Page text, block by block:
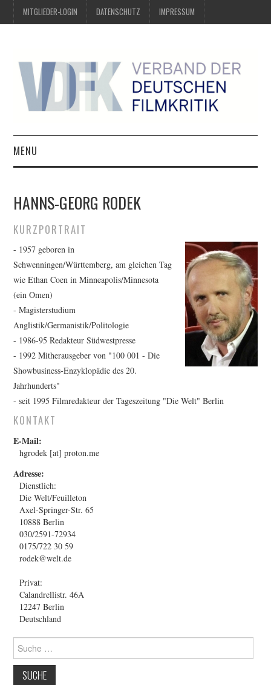
MITGLIEDER-LOGIN DATENSCHUTZ IMPRESSUM
MENU
PREIS DER DEUTSCHEN
FESTIVALPREISE
S. KRACAUER PREIS
WOCHE DER KRITIK
HANNS-GEORG RODEK
KURZPORTRAIT
- 1957 geboren in
Schwenningen/Württemberg, am gleichen Tag
wie Ethan Coen in Minneapolis/Minnesota
(ein Omen)
- Magisterstudium
Anglistik/Germanistik/Politologie
- 1986-95 Redakteur Südwestpresse
- 1992 Mitherausgeber von "100 001 - Die
Showbusiness-Enzyklopädie des 20.
Jahrhunderts"
- seit 1995 Filmredakteur der Tageszeitung "Die Welt" Berlin
KONTAKT
E-Mail:
hgrodek [at] proton.me
Adresse:
Dienstlich:
Die Welt/Feuilleton
Axel-Springer-Str. 65
10888 Berlin
030/2591-72934
0175/722 30 59
rodek@welt.de
Privat:
Calandrellistr. 46A
12247 Berlin
Deutschland
Suche
nach: